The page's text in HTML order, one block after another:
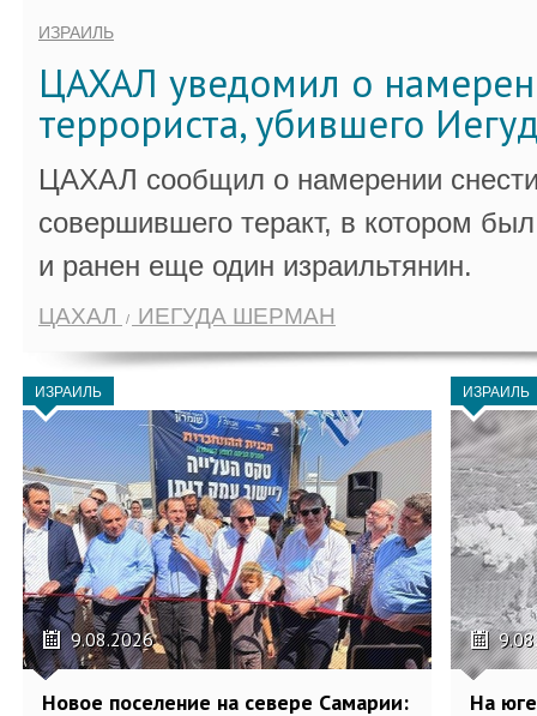
ИЗРАИЛЬ
ЦАХАЛ уведомил о
террориста, убившего
ЦАХАЛ сообщил о намерении
совершившего теракт, в котором
и ранен еще один израильтянин.
ЦАХАЛ ИЕГУДА ШЕРМАН
ИЗРАИЛЬ
9.08.2026
Новое поселение на севере Самарии:
ИЗРАИЛЬ
На